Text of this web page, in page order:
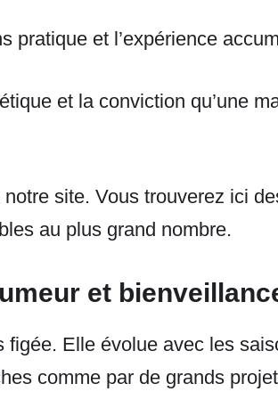
pratique et l’expérience
et la conviction qu’une
site. Vous trouverez ici
au plus grand nombre.
et
figée. Elle évolue avec les
comme par de grands